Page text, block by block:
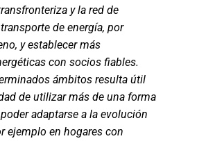
y la red de
de energía, por
y establecer más
con socios fiables.
ámbitos resulta útil
de utilizar más de una forma
adaptarse a la evolución
ejemplo en hogares con